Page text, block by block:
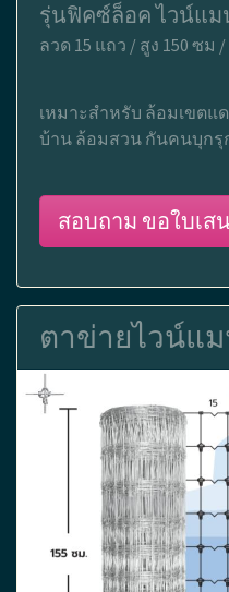
รุ่นฟิคซ์ล็อค ไวน์แม
ลวด 15 แถว / สูง 150 ซม
เหมาะสำหรับ ล้อมเขต
บ้าน ล้อมสวน กันคนบุกรุ
สอบถาม ขอใบเส
ตาข่ายไวน์แม